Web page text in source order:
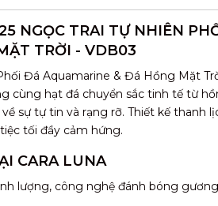
NGỌC TRAI TỰ NHIÊN
TRỜI - VDB03
Đá Aquamarine & Đá Hồng Mặt
cùng hạt đá chuyển sắc tinh tế từ
sự tự tin và rạng rỡ. Thiết kế thanh
tối đầy cảm hứng.
CARA LUNA
lượng, công nghệ đánh bóng